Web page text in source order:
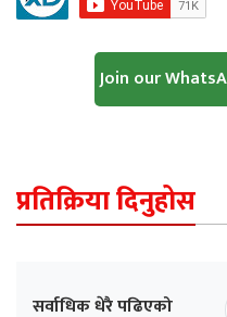
Join our
प्रतिक्रिया दिनुहोस
सर्वाधिक धेरै पढिएको